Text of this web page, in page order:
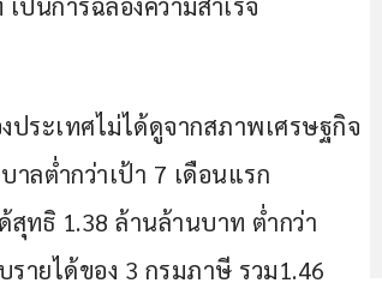
ป็นการฉลองความสำเร็จ
ประเทศไม่ได้ดูจากสภาพเศรษฐกิจ
าลต่ำกว่าเป้า 7 เดือนแรก
สุทธิ 1.38 ล้านล้านบาท ต่ำกว่า
ายได้ของ 3 กรมภาษี รวม1.46